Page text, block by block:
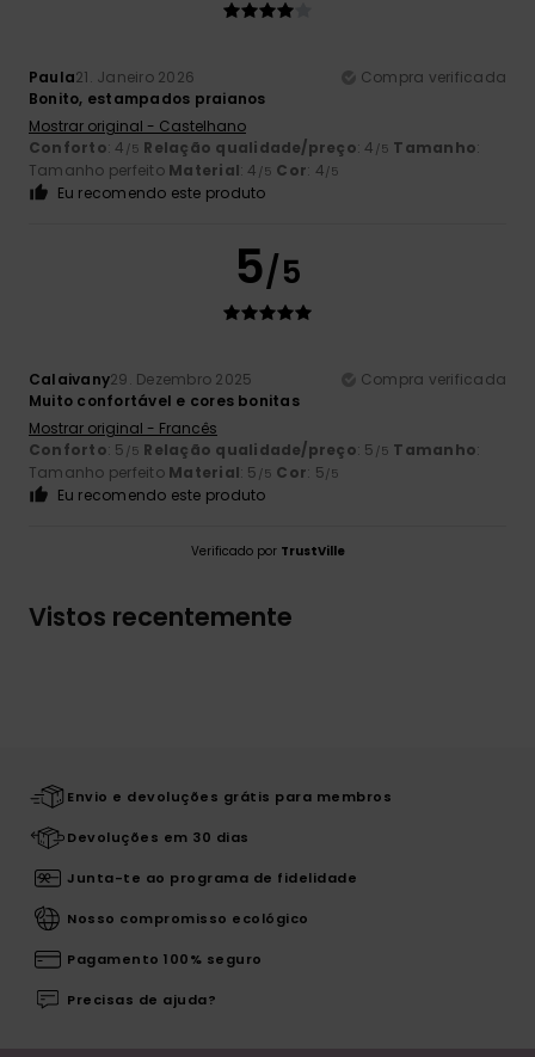
Paula21. Janeiro 2026
Compra verificada
Bonito, estampados praianos
Mostrar original - Castelhano
Conforto: 4 /5 Relação qualidade/preço: 4 /5 Tamanho:
Tamanho perfeito Material: 4 /5 Cor: 4/5
Eu recomendo este produto
5/5
Calaivany29. Dezembro 2025
Compra verificada
Muito confortável e cores bonitas
Mostrar original - Francês
Conforto: 5 /5 Relação qualidade/preço: 5 /5 Tamanho:
Tamanho perfeito Material: 5 /5 Cor: 5/5
Eu recomendo este produto
Verificado por TrustVille
Vistos recentemente
Envio e devoluções grátis para membros
Devoluções em 30 dias
Junta-te ao programa de fidelidade
Nosso compromisso ecológico
Pagamento 100% seguro
Precisas de ajuda?